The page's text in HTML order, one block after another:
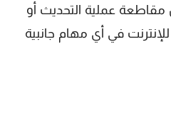
مقاطعة عملية التحديث أو
في أي مهام جانبية